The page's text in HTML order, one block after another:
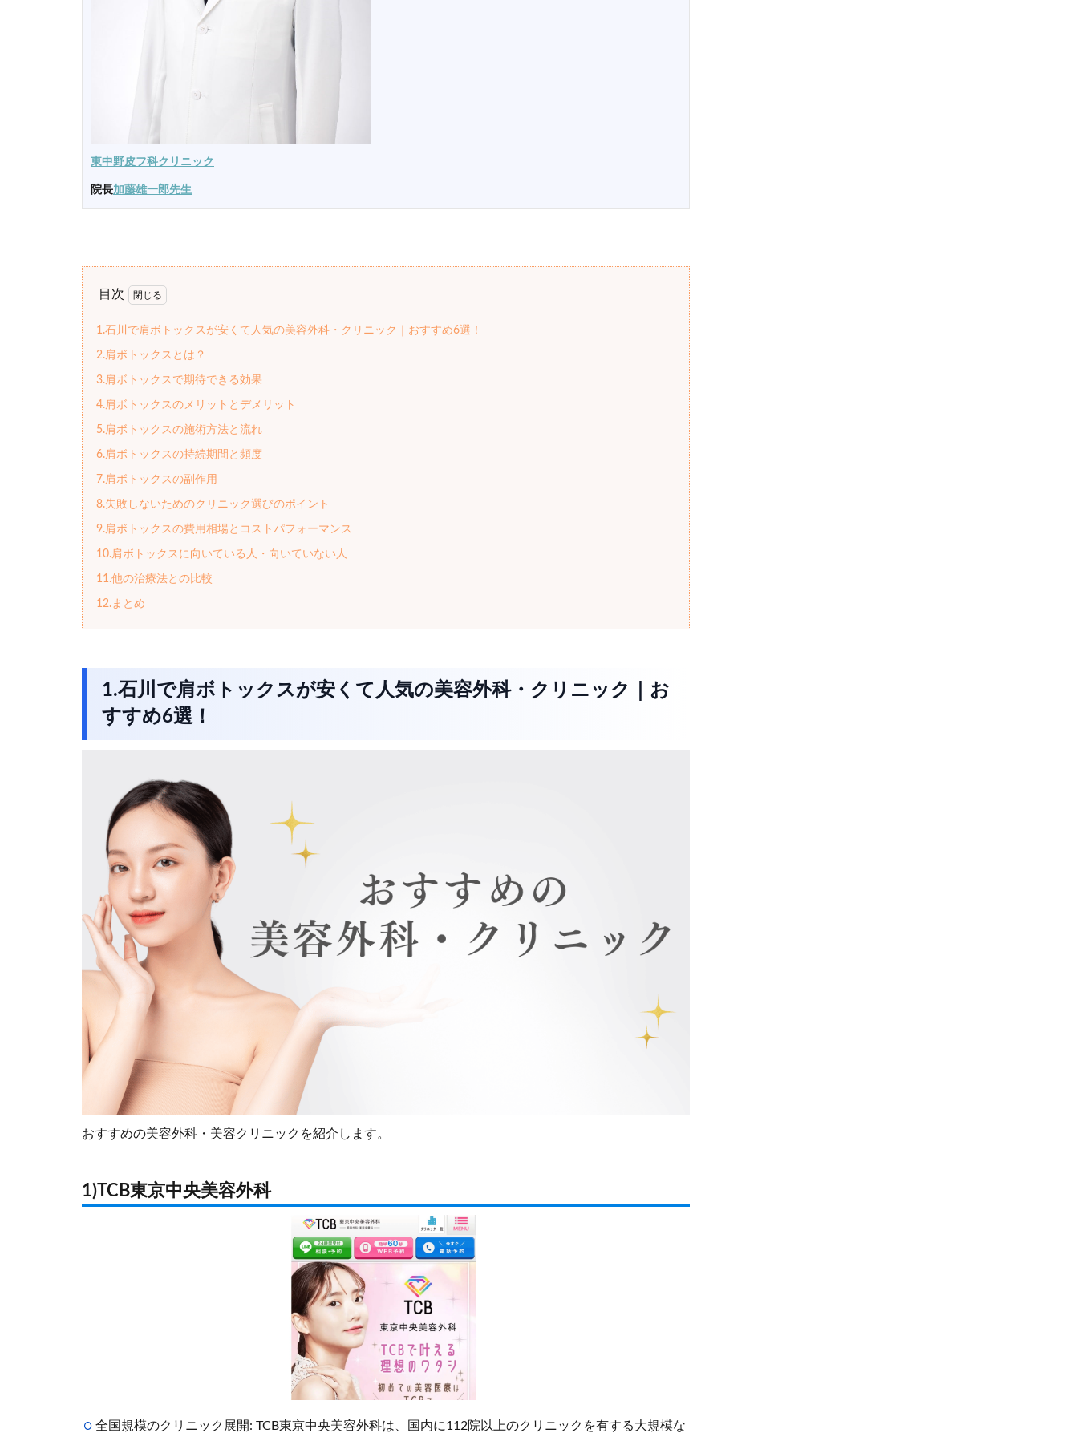
東中野皮フ科クリニック
院長加藤雄一郎先生
目次
1.石川で肩ボトックスが安くて人気の美容外科・クリニック｜おすすめ6選！
2.肩ボトックスとは？
3.肩ボトックスで期待できる効果
4.肩ボトックスのメリットとデメリット
5.肩ボトックスの施術方法と流れ
6.肩ボトックスの持続期間と頻度
7.肩ボトックスの副作用
8.失敗しないためのクリニック選びのポイント
9.肩ボトックスの費用相場とコストパフォーマンス
10.肩ボトックスに向いている人・向いていない人
11.他の治療法との比較
12.まとめ
1.石川で肩ボトックスが安くて人気の美容外科・クリニック｜お
すすめ6選！
おすすめの美容外科・美容クリニックを紹介します。
1)TCB東京中央美容外科
全国規模のクリニック展開: TCB東京中央美容外科は、国内に112院以上のクリニックを有する大規模な